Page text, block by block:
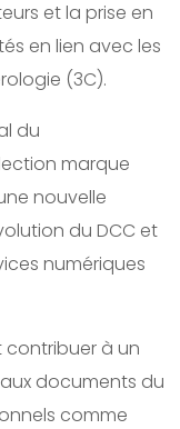
et la prise en
en lien avec les
(3C).
du
marque
nouvelle
du DCC et
numériques
contribuer à un
documents du
comme